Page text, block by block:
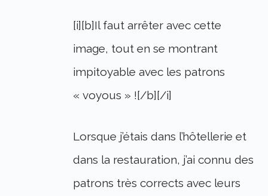
[i][b]Il faut arrêter avec cette
image, tout en se montrant
impitoyable avec les patrons
« voyous » ![/b][/i]
Lorsque j’étais dans l’hôtellerie et
dans la restauration, j’ai connu des
patrons très corrects avec leurs